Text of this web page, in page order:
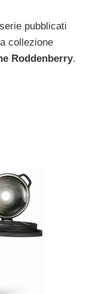
pubblicati
collezione
Roddenberry.